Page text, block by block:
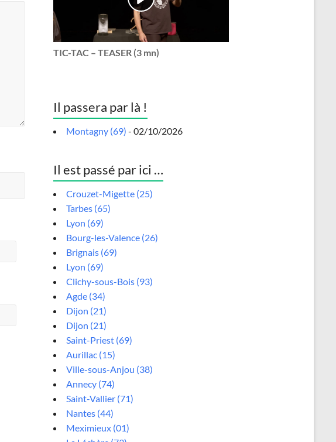
TIC-TAC – TEASER (3 mn)
Il passera par là !
Montagny (69) - 02/10/2026
Il est passé par ici …
Crouzet-Migette (25)
Tarbes (65)
Lyon (69)
Bourg-les-Valence (26)
Brignais (69)
Lyon (69)
Clichy-sous-Bois (93)
Agde (34)
Dijon (21)
Dijon (21)
Saint-Priest (69)
Aurillac (15)
Ville-sous-Anjou (38)
Annecy (74)
Saint-Vallier (71)
Nantes (44)
Meximieux (01)